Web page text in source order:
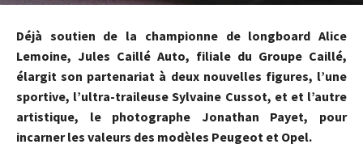
Déjà soutien de la championne de longboard Alice
Lemoine, Jules Caillé Auto, filiale du Groupe Caillé,
élargit son partenariat à deux nouvelles figures, l’une
sportive, l’ultra-traileuse Sylvaine Cussot, et et l’autre
artistique, le photographe Jonathan Payet, pour
incarner les valeurs des modèles Peugeot et Opel.